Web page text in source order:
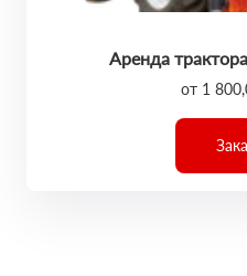
Аренда
от 1